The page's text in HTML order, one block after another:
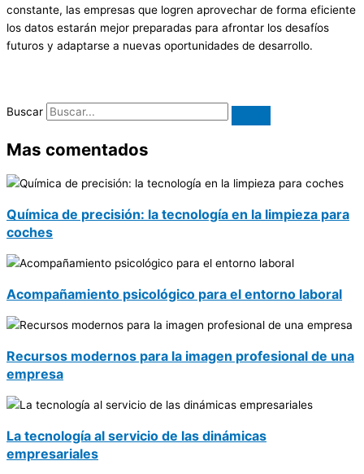
constante, las empresas que logren aprovechar de forma eficiente
los datos estarán mejor preparadas para afrontar los desafíos
futuros y adaptarse a nuevas oportunidades de desarrollo.
Buscar
Mas comentados
Química de precisión: la tecnología en la limpieza para
coches
Acompañamiento psicológico para el entorno laboral
Recursos modernos para la imagen profesional de una
empresa
La tecnología al servicio de las dinámicas
empresariales